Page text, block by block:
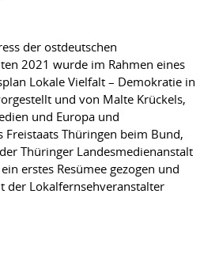
der ostdeutschen
2021 wurde im Rahmen eines
Lokale Vielfalt – Demokratie in
und von Malte Krückels,
und Europa und
Freistaats Thüringen beim Bund,
Thüringer Landesmedienanstalt
erstes Resümee gezogen und
der Lokalfernsehveranstalter